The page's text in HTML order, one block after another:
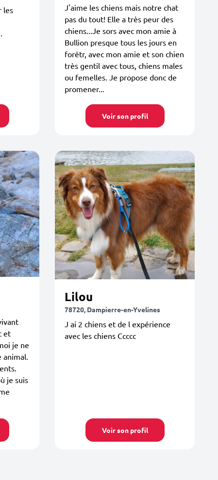
les
J'aime les chiens mais notre chat
pas du tout! Elle a très peur des
chiens...Je sors avec mon amie à
Bullion presque tous les jours en
forêtr, avec mon amie et son chien
très gentil avec tous, chiens males
ou femelles. Je propose donc de
promener...
Voir son profil
et
je ne
animal.
je suis
Lilou
78720, Dampierre-en-Yvelines
J ai 2 chiens et de l expérience
avec les chiens Ccccc
Voir son profil